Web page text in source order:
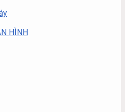
HÌNH